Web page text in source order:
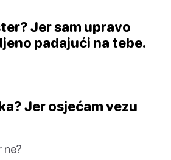
Jer sam upravo
padajući na tebe.
Jer osjećam vezu
ne?